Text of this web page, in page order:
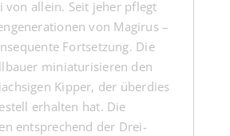
von allein. Seit jeher pflegt
von Magirus –
Fortsetzung. Die
miniaturisieren den
Kipper, der überdies
erhalten hat. Die
entsprechend der Drei-